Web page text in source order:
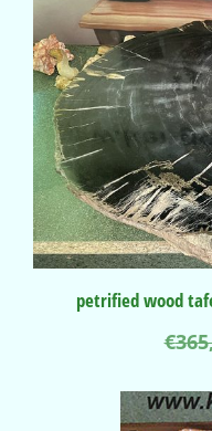
petrified wood
€